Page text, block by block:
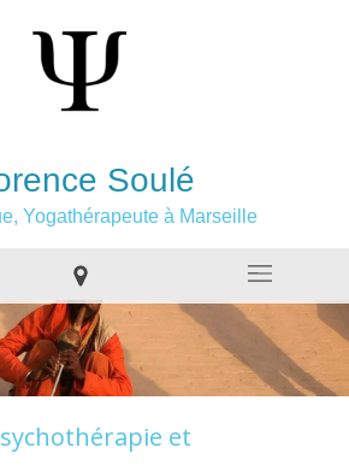
Soulé
Yogathérapeute à Marseille
et